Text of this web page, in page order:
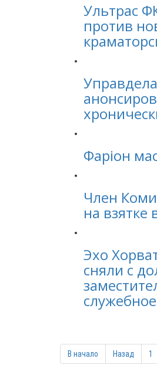
Ультрас
против
Фаріон
Член
на взятке
Эхо
сняли с
В начало
Назад 1